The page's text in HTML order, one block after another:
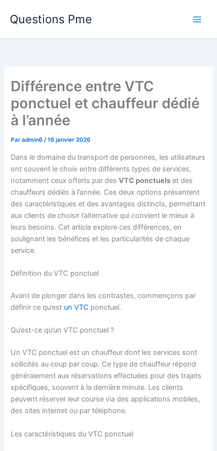
Questions Pme
Différence entre VTC
ponctuel et chauffeur dédié
à l’année
Paradmin6/16 janvier 2026
Dans le domaine du transport de personnes, les utilisateurs
ont souvent le choix entre différents types de services,
notamment ceux offerts par desVTC ponctuels et des
chauffeurs dédiés à l’année. Ces deux options présentent
des caractéristiques et des avantages distincts, permettant
aux clients de choisir l’alternative qui convient le mieux à
leurs besoins. Cet article explore ces différences, en
soulignant les bénéfices et les particularités de chaque
service.
Définition du VTC ponctuel
Avant de plonger dans les contrastes, commençons par
définir ce qu’est un VTC ponctuel.
Qu’est-ce qu’un VTC ponctuel ?
Un VTC ponctuel est un chauffeur dont les services sont
sollicités au coup par coup. Ce type de chauffeur répond
généralement aux réservations effectuées pour des trajets
spécifiques, souvent à la dernière minute. Les clients
peuvent réserver leur course via des applications mobiles,
des sites internet ou par téléphone.
Les caractéristiques du VTC ponctuel